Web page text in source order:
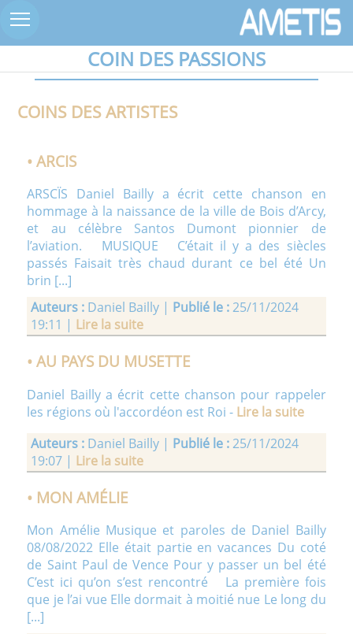
COIN DES PASSIONS
COINS DES ARTISTES
• ARCIS
ARSCÏS Daniel Bailly a écrit cette chanson en
hommage à la naissance de la ville de Bois d’Arcy,
et au célèbre Santos Dumont pionnier de
l’aviation. MUSIQUE C’était il y a des siècles
passés Faisait très chaud durant ce bel été Un
brin [...]
Auteurs : Daniel Bailly | Publié le :25/11/2024
19:11 | Lire la suite
• AU PAYS DU MUSETTE
Daniel Bailly a écrit cette chanson pour rappeler
les régions où l'accordéon est Roi - Lire la suite
Auteurs : Daniel Bailly | Publié le :25/11/2024
19:07 | Lire la suite
• MON AMÉLIE
Mon Amélie Musique et paroles de Daniel Bailly
08/08/2022 Elle était partie en vacances Du coté
de Saint Paul de Vence Pour y passer un bel été
C’est ici qu’on s’est rencontré La première fois
que je l’ai vue Elle dormait à moitié nue Le long du
[...]